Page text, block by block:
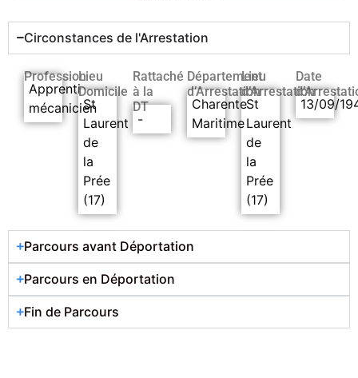
Circonstances de l'Arrestation
Profession
Apprenti
mécanicien
Lieu
Domicile
St
Laurent
de
la
Prée
(17)
Rattaché
à la
DT
-
Département
d’Arrestation
Charente
Maritime
Lieu
d’Arrestation
St
Laurent
de
la
Prée
(17)
Date
13/09/
Parcours avant Déportation
Parcours en Déportation
Fin de Parcours